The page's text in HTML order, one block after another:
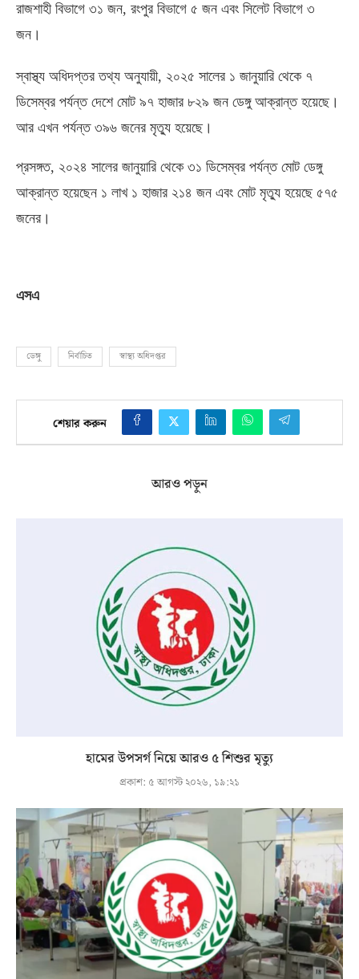
রাজশাহী বিভাগে ৩১ জন, রংপুর বিভাগে ৫ জন এবং সিলেট বিভাগে ৩
জন।
স্বাস্থ্য অধিদপ্তর তথ্য অনুযায়ী, ২০২৫ সালের ১ জানুয়ারি থেকে ৭
ডিসেম্বর পর্যন্ত দেশে মোট ৯৭ হাজার ৮২৯ জন ডেঙ্গু আক্রান্ত হয়েছে।
আর এখন পর্যন্ত ৩৯৬ জনের মৃত্যু হয়েছে।
প্রসঙ্গত, ২০২৪ সালের জানুয়ারি থেকে ৩১ ডিসেম্বর পর্যন্ত মোট ডেঙ্গু
আক্রান্ত হয়েছেন ১ লাখ ১ হাজার ২১৪ জন এবং মোট মৃত্যু হয়েছে ৫৭৫
জনের।
এসএ
ডেঙ্গু নির্বাচিত স্বাস্থ্য অধিদপ্তর
শেয়ার করুন
আরও পড়ুন
হামের উপসর্গ নিয়ে আরও ৫ শিশুর মৃত্যু
প্রকাশ: ৫ আগস্ট ২০২৬, ১৯:২১